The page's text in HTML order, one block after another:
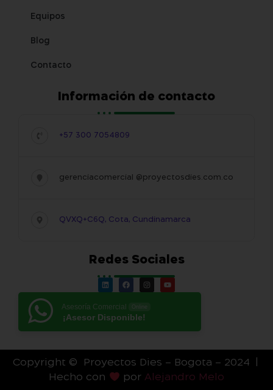
Equipos
Blog
Contacto
Información de contacto
+57 300 7054809
gerenciacomercial @proyectosdies.com.co
QVXQ+C6Q, Cota, Cundinamarca
Redes Sociales
Asesoría Comercial
¡Asesor Disponible!
Copyright © Proyectos Dies – Bogota – 2024 |
Hecho con
por Alejandro Melo